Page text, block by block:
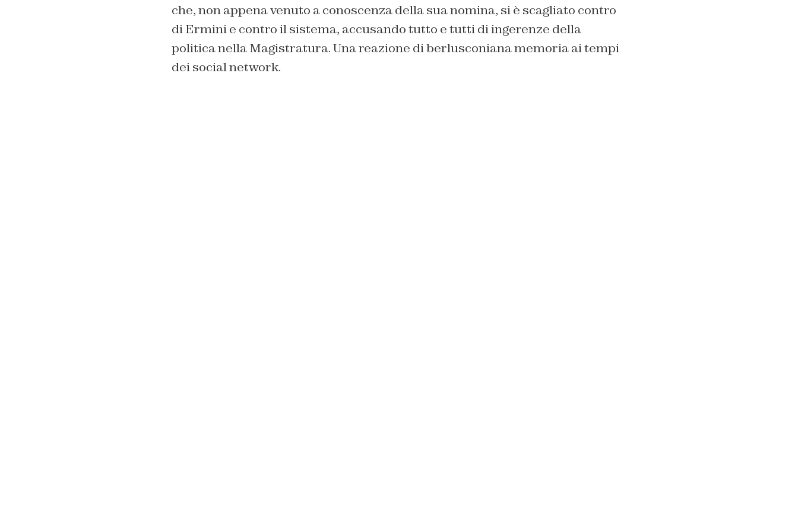
che, non appena venuto a conoscenza della sua nomina, si è scagliato contro
di Ermini e contro il sistema, accusando tutto e tutti di ingerenze della
politica nella Magistratura. Una reazione di berlusconiana memoria ai tempi
dei social network.